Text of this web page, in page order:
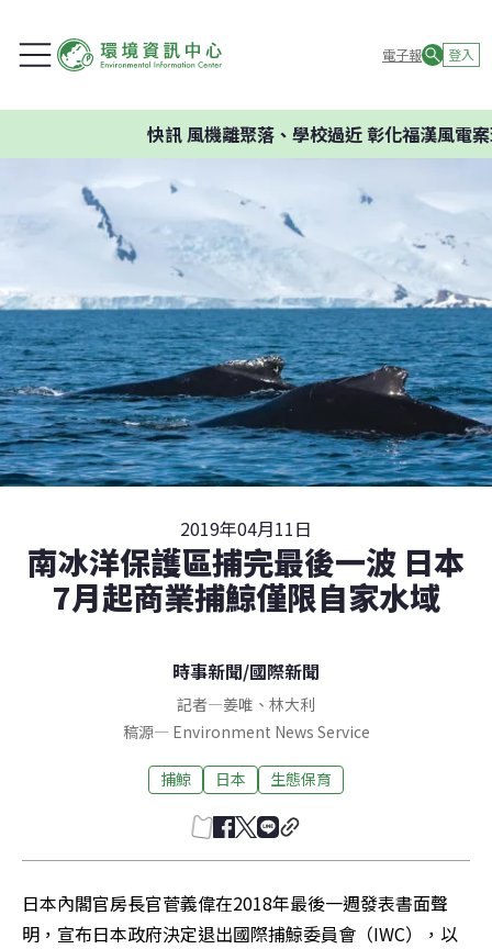
電子報 登入
風機離聚落、學校過近 彰化福漢風電案環委
2019年04月11日
南冰洋保護區捕完最後一波 日本
7月起商業捕鯨僅限自家水域
時事新聞/國際新聞
記者—姜唯 、 林大利
稿源— Environment News Service
捕鯨 日本 生態保育
日本內閣官房長官菅義偉在2018年最後一週發表書面聲
明，宣布日本政府決定退出國際捕鯨委員會（IWC），以